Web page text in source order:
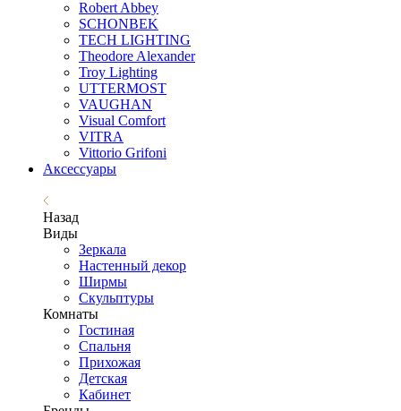
Robert Abbey
SCHONBEK
TECH LIGHTING
Theodore Alexander
Troy Lighting
UTTERMOST
VAUGHAN
Visual Comfort
VITRA
Vittorio Grifoni
Аксессуары
Назад
Виды
Зеркала
Настенный декор
Ширмы
Скульптуры
Комнаты
Гостиная
Спальня
Прихожая
Детская
Кабинет